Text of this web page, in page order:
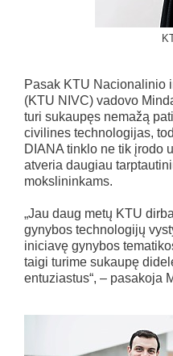
Pasak KTU Nacionalinio
(KTU NIVC) vadovo
turi sukaupęs nemažą
civilines technologijas,
DIANA tinklo ne tik įrodo
atveria daugiau
mokslininkams.
„Jau daug metų KTU
gynybos technologijų
iniciavę gynybos
taigi turime sukaupę
entuziastus“, – pasakoja